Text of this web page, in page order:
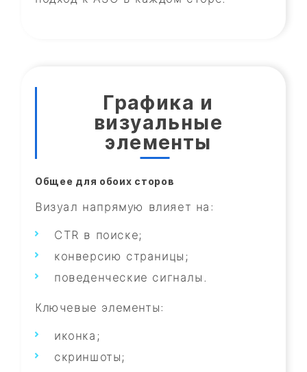
Графика и
визуальные
элементы
Общее для обоих сторов
Визуал напрямую влияет на:
CTR в поиске;
конверсию страницы;
поведенческие сигналы.
Ключевые элементы:
иконка;
скриншоты;